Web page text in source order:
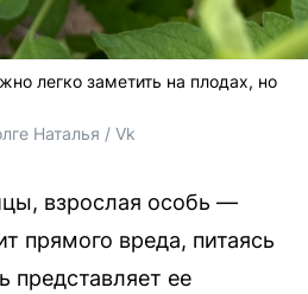
легко заметить на плодах, но
Наталья / Vk
взрослая особь —
прямого вреда, питаясь
представляет ее